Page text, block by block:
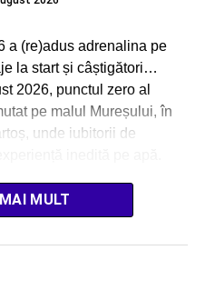
a (re)adus adrenalina pe
la start și câștigători…
2026, punctul zero al
pe malul Mureșului, în
unde iubitorii de
MULT